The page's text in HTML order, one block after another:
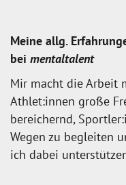
Meine allg.
bei mentaltalent
Mir macht die Arbeit
Athlet:innen große
bereichernd,
Wegen zu begleiten
ich dabei